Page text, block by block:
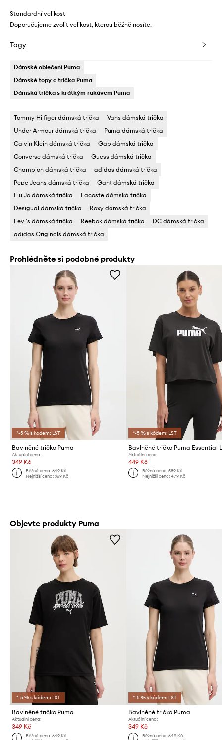
Standardní velikost
Doporučujeme zvolit velikost, kterou běžně nosíte.
Tagy
Dámské oblečení Puma
Dámské topy a trička Puma
Dámská trička s krátkým rukávem Puma
Tommy Hilfiger dámská trička
Vans dámská trička
Under Armour dámská trička
Puma dámská trička
Calvin Klein dámská trička
Gap dámská trička
Converse dámská trička
Guess dámská trička
Champion dámská trička
adidas dámská trička
Pepe Jeans dámská trička
Gant dámská trička
Liu Jo dámská trička
Lacoste dámská trička
Desigual dámská trička
Roxy dámská trička
Levi's dámská trička
Reebok dámská trička
DC dámská trička
adidas Originals dámská trička
Prohlédněte si podobné produkty
*-5 % s kódem: LST
Bavlněné tričko Puma
Aktuální cena:
349 Kč
Běžná cena:649 Kč
Nejnižší cena:369 Kč
*-5 % s kódem: LST
Bavlněné tričko Puma Essential
Aktuální cena:
449 Kč
Běžná cena: 589 Kč
Nejnižší cena: 479 Kč
Objevte produkty Puma
*-5 % s kódem: LST
Bavlněné tričko Puma
Aktuální cena:
349 Kč
Běžná cena:649 Kč
*-5 % s kódem: LST
Bavlněné tričko Puma
Aktuální cena:
349 Kč
Běžná cena: 649 Kč